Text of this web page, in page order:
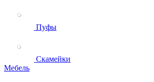
Пуфы
Скамейки
Мебель